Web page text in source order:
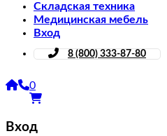
Складская техника
Медицинская мебель
Вход
8 (800) 333-87-80
0
Вход